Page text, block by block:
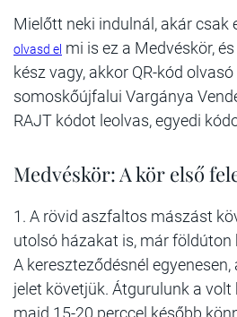
Mielőtt neki indulnál, akár csak
olvasd el mi is ez a Medvéskör,
kész vagy, akkor QR-kód
somoskőújfalui Vargánya
RAJT kódot leolvas, egyedi
Medvéskör: A kör első
1. A rövid aszfaltos mászást
utolsó házakat is, már földúton
A kereszteződésnél
jelet követjük. Átgurulunk a
majd 15-20 perccel később